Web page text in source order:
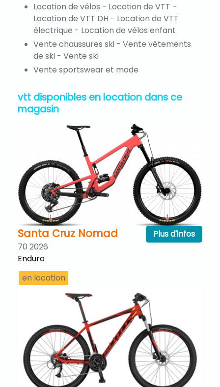
Location de vélos - Location de VTT -
Location de VTT DH - Location de VTT
électrique - Location de vélos enfant
Vente chaussures ski - Vente vêtements
de ski - Vente ski
Vente sportswear et mode
vtt disponibles en location dans ce
magasin
Plus d'infos
Santa Cruz Nomad
70 2026
Enduro
en location